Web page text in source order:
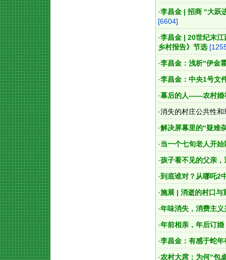
·李昌金 | 招商 “大跃
[6604]
·李昌金 | 20世纪末
乡村报告》节选
·李昌金：浅析“伊金
·李昌金：中央1号文
·幕后的人——农村婚
·消失的村庄公共性
·解决屏幕里的“疑难
·当一个七旬老人开
·孩子看不见的父亲
·到底谁对？从哪吒2
·施展 | 消逝的村口与
·年味消失，消费主
·年前相亲，年后订
·李昌金：有感于蛇
·农村大席：为何“包